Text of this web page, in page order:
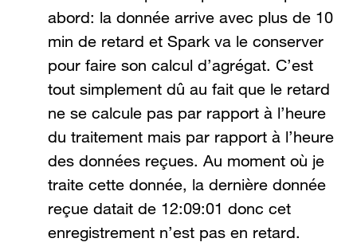
abord: la donnée arrive avec plus de 10
min de retard et Spark va le conserver
pour faire son calcul d’agrégat. C’est
tout simplement dû au fait que le retard
ne se calcule pas par rapport à l’heure
du traitement mais par rapport à l’heure
des données reçues. Au moment où je
traite cette donnée, la dernière donnée
reçue datait de 12:09:01 donc cet
enregistrement n’est pas en retard.